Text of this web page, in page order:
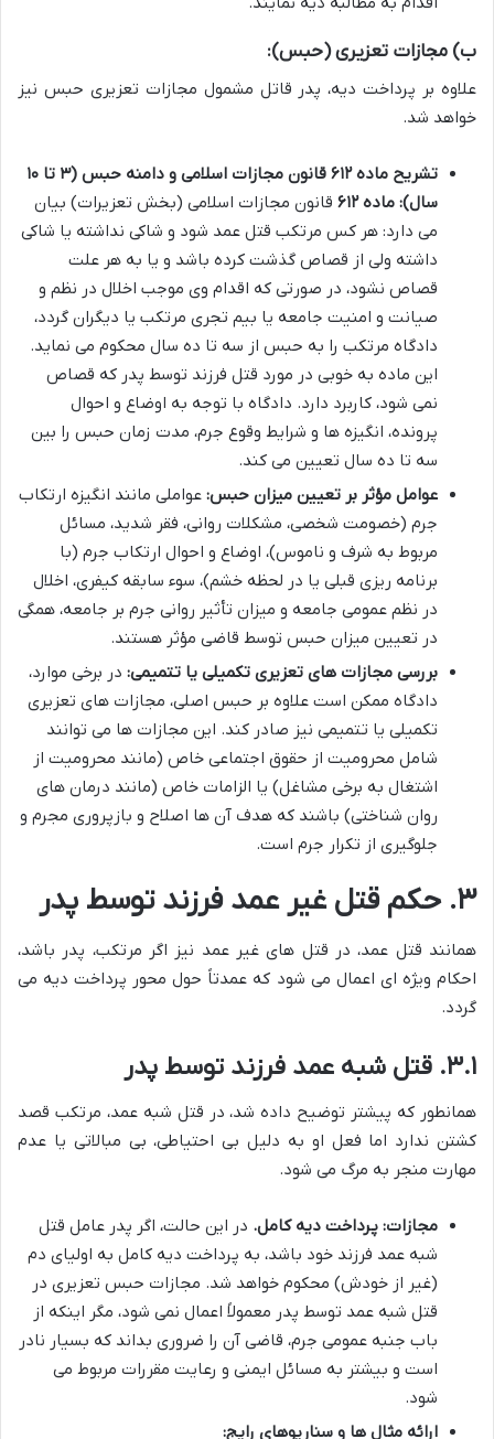
ب) مجازات تعزیری (حبس):
علاوه بر پرداخت دیه، پدر قاتل مشمول مجازات تعزیری حبس نیز
خواهد شد.
تشریح ماده ۶۱۲ قانون مجازات اسلامی و دامنه حبس (۳ تا ۱۰
سال): ماده ۶۱۲
قانون مجازات اسلامی (بخش تعزیرات) بیان
می دارد: هر کس مرتکب قتل عمد شود و شاکی نداشته یا شاکی
داشته ولی از قصاص گذشت کرده باشد و یا به هر علت
قصاص نشود، در صورتی که اقدام وی موجب اخلال در نظم و
صیانت و امنیت جامعه یا بیم تجری مرتکب یا دیگران گردد،
دادگاه مرتکب را به حبس از سه تا ده سال محکوم می نماید.
این ماده به خوبی در مورد قتل فرزند توسط پدر که قصاص
نمی شود، کاربرد دارد. دادگاه با توجه به اوضاع و احوال
پرونده، انگیزه ها و شرایط وقوع جرم، مدت زمان حبس را بین
سه تا ده سال تعیین می کند.
عوامل مؤثر بر تعیین میزان حبس: عواملی مانند انگیزه ارتکاب
جرم (خصومت شخصی، مشکلات روانی، فقر شدید، مسائل
مربوط به شرف و ناموس)، اوضاع و احوال ارتکاب جرم (با
برنامه ریزی قبلی یا در لحظه خشم)، سوء سابقه کیفری، اخلال
در نظم عمومی جامعه و میزان تأثیر روانی جرم بر جامعه، همگی
در تعیین میزان حبس توسط قاضی مؤثر هستند.
بررسی مجازات های تعزیری تکمیلی یا تتمیمی: در برخی موارد،
دادگاه ممکن است علاوه بر حبس اصلی، مجازات های تعزیری
تکمیلی یا تتمیمی نیز صادر کند. این مجازات ها می توانند
شامل محرومیت از حقوق اجتماعی خاص (مانند محرومیت از
اشتغال به برخی مشاغل) یا الزامات خاص (مانند درمان های
روان شناختی) باشند که هدف آن ها اصلاح و بازپروری مجرم و
جلوگیری از تکرار جرم است.
۳. حکم قتل غیر عمد فرزند توسط پدر
همانند قتل عمد، در قتل های غیر عمد نیز اگر مرتکب، پدر باشد،
احکام ویژه ای اعمال می شود که عمدتاً حول محور پرداخت دیه می
گردد.
۳.۱. قتل شبه عمد فرزند توسط پدر
همانطور که پیشتر توضیح داده شد، در قتل شبه عمد، مرتکب قصد
کشتن ندارد اما فعل او به دلیل بی احتیاطی، بی مبالاتی یا عدم
مهارت منجر به مرگ می شود.
مجازات: پرداخت دیه کامل. در این حالت، اگر پدر عامل قتل
شبه عمد فرزند خود باشد، به پرداخت دیه کامل به اولیای دم
(غیر از خودش) محکوم خواهد شد. مجازات حبس تعزیری در
قتل شبه عمد توسط پدر معمولاً اعمال نمی شود، مگر اینکه از
باب جنبه عمومی جرم، قاضی آن را ضروری بداند که بسیار نادر
است و بیشتر به مسائل ایمنی و رعایت مقررات مربوط می
شود.
ارائه مثال ها و سناریوهای رایج: